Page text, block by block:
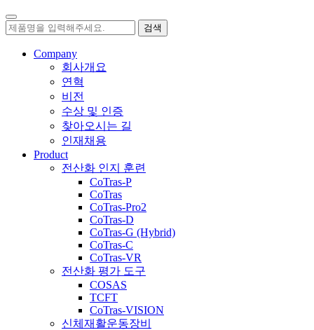
검색
Company
회사개요
연혁
비전
수상 및 인증
찾아오시는 길
인재채용
Product
전산화 인지 훈련
CoTras-P
CoTras
CoTras-Pro2
CoTras-D
CoTras-G (Hybrid)
CoTras-C
CoTras-VR
전산화 평가 도구
COSAS
TCFT
CoTras-VISION
신체재활운동장비